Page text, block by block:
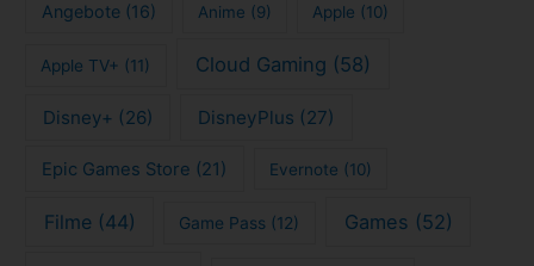
Angebote(16) Anime (9) Apple (10)
Apple TV+ (11) Cloud Gaming (58)
Disney+ (26) DisneyPlus (27)
Epic Games Store (21) Evernote (10)
Filme(44) Game Pass (12) Games (52)